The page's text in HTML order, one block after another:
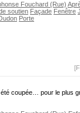
Fouchard (Rue)
soutien Façade Fenêtre
Porte
été coupée… pour le plus